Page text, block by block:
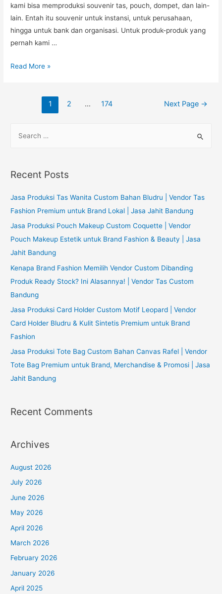
kami bisa memproduksi souvenir tas, pouch, dompet, dan lain-
lain. Entah itu souvenir untuk instansi, untuk perusahaan,
hingga untuk bank dan organisasi. Untuk produk-produk yang
pernah kami …
Supplier
Bekasi
Read More »
1 2 … 174 Next Page →
r
h
f
o
r
Recent Posts
Jasa Produksi Tas Wanita Custom Bahan Bludru | Vendor Tas
Fashion Premium untuk Brand Lokal | Jasa Jahit Bandung
Jasa Produksi Pouch Makeup Custom Coquette | Vendor
Pouch Makeup Estetik untuk Brand Fashion & Beauty | Jasa
Jahit Bandung
Kenapa Brand Fashion Memilih Vendor Custom Dibanding
Produk Ready Stock? Ini Alasannya! | Vendor Tas Custom
Bandung
Jasa Produksi Card Holder Custom Motif Leopard | Vendor
Card Holder Bludru & Kulit Sintetis Premium untuk Brand
Fashion
Jasa Produksi Tote Bag Custom Bahan Canvas Rafel | Vendor
Tote Bag Premium untuk Brand, Merchandise & Promosi | Jasa
Jahit Bandung
Recent Comments
Archives
August 2026
July 2026
June 2026
May 2026
April 2026
March 2026
February 2026
January 2026
April 2025